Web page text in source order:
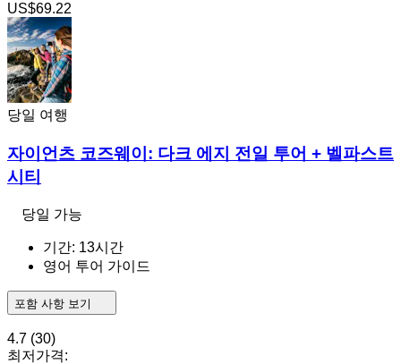
US$69.22
당일 여행
자이언츠 코즈웨이: 다크 에지 전일 투어 + 벨파스트
시티
당일 가능
기간: 13시간
영어 투어 가이드
포함 사항 보기
4.7 (30)
최저가격: